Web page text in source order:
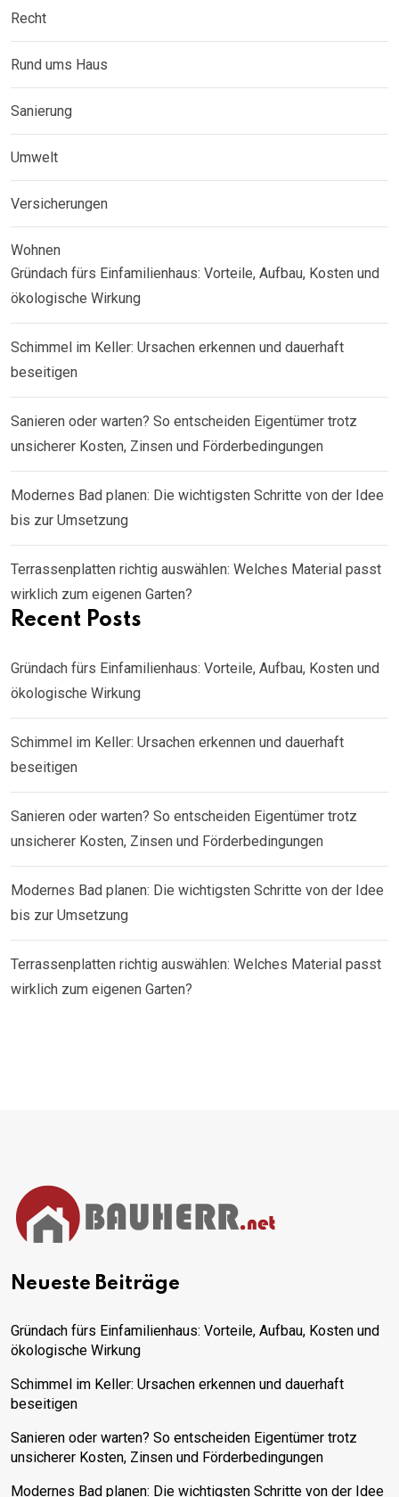
Recht
Rund ums Haus
Sanierung
Umwelt
Versicherungen
Wohnen
Gründach fürs Einfamilienhaus: Vorteile, Aufbau, Kosten und
ökologische Wirkung
Schimmel im Keller: Ursachen erkennen und dauerhaft
beseitigen
Sanieren oder warten? So entscheiden Eigentümer trotz
unsicherer Kosten, Zinsen und Förderbedingungen
Modernes Bad planen: Die wichtigsten Schritte von der Idee
bis zur Umsetzung
Terrassenplatten richtig auswählen: Welches Material passt
wirklich zum eigenen Garten?
Recent Posts
Gründach fürs Einfamilienhaus: Vorteile, Aufbau, Kosten und
ökologische Wirkung
Schimmel im Keller: Ursachen erkennen und dauerhaft
beseitigen
Sanieren oder warten? So entscheiden Eigentümer trotz
unsicherer Kosten, Zinsen und Förderbedingungen
Modernes Bad planen: Die wichtigsten Schritte von der Idee
bis zur Umsetzung
Terrassenplatten richtig auswählen: Welches Material passt
wirklich zum eigenen Garten?
Neueste Beiträge
Gründach fürs Einfamilienhaus: Vorteile, Aufbau, Kosten und
ökologische Wirkung
Schimmel im Keller: Ursachen erkennen und dauerhaft
beseitigen
Sanieren oder warten? So entscheiden Eigentümer trotz
unsicherer Kosten, Zinsen und Förderbedingungen
Modernes Bad planen: Die wichtigsten Schritte von der Idee